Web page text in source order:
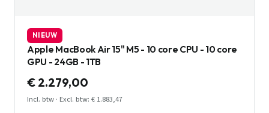
NIEUW
Apple MacBook Air 15" M5 - 10 core CPU - 10 core
GPU - 24GB - 1TB
€ 2.279,00
Incl. btw · Excl. btw: € 1.883,47